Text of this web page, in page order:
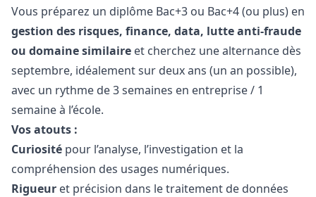
Vous préparez un diplôme Bac+3 ou Bac+4 (ou plus) en
gestion des risques, finance, data, lutte anti-fraude
ou domaine similaire et cherchez une alternance dès
septembre, idéalement sur deux ans (un an possible),
avec un rythme de 3 semaines en entreprise / 1
semaine à l’école.
Vos atouts :
Curiosité pour l’analyse, l’investigation et la
compréhension des usages numériques.
Rigueur et précision dans le traitement de données